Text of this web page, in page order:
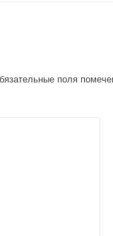
поля